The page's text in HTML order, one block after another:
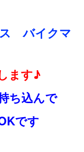
バイクマ
ます♪
ち込んで
です